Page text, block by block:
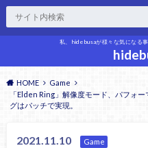
私、hidebusaが様々な気になる
HOME
Game
「Elden Ring」解像度モード、パフォ
グはパッチで実現。
2021.11.10 Game